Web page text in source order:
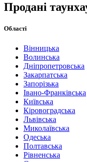
Продані
Області
Вінницька
Волинська
Дніпропетровська
Закарпатська
Запорізька
Івано-Франківська
Київська
Кіровоградська
Львівська
Миколаївська
Одеська
Полтавська
Рівненська